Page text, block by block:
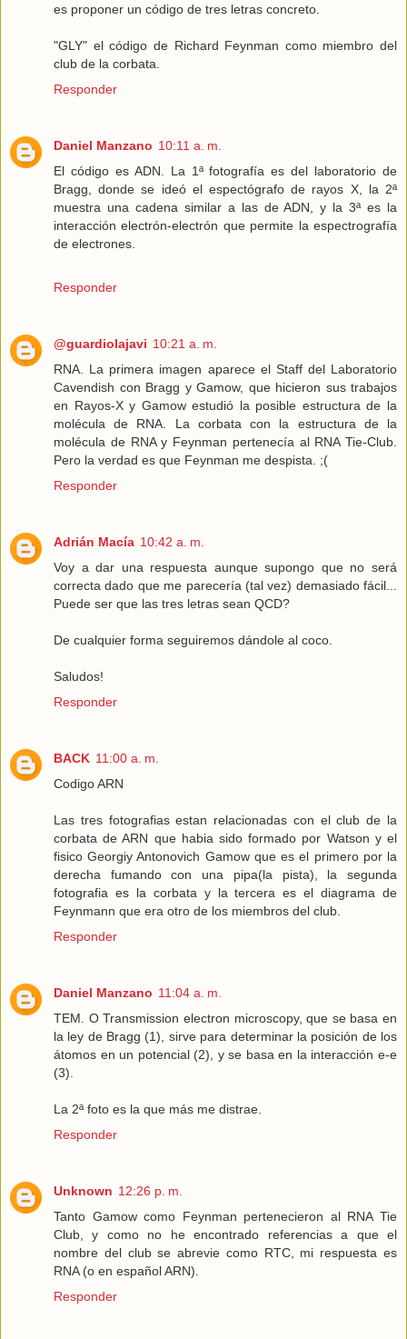
es proponer un código de tres letras concreto.
"GLY" el código de Richard Feynman como miembro del
club de la corbata.
Responder
Daniel Manzano 10:11 a. m.
El código es ADN. La 1ª fotografía es del laboratorio de
Bragg, donde se ideó el espectógrafo de rayos X, la 2ª
muestra una cadena similar a las de ADN, y la 3ª es la
interacción electrón-electrón que permite la espectrografía
de electrones.
Responder
@guardiolajavi 10:21 a. m.
RNA. La primera imagen aparece el Staff del Laboratorio
Cavendish con Bragg y Gamow, que hicieron sus trabajos
en Rayos-X y Gamow estudió la posible estructura de la
molécula de RNA. La corbata con la estructura de la
molécula de RNA y Feynman pertenecía al RNA Tie-Club.
Pero la verdad es que Feynman me despista. ;(
Responder
Adrián Macía 10:42 a. m.
Voy a dar una respuesta aunque supongo que no será
correcta dado que me parecería (tal vez) demasiado fácil...
Puede ser que las tres letras sean QCD?
De cualquier forma seguiremos dándole al coco.
Saludos!
Responder
BACK 11:00 a. m.
Codigo ARN
Las tres fotografias estan relacionadas con el club de la
corbata de ARN que habia sido formado por Watson y el
fisico Georgiy Antonovich Gamow que es el primero por la
derecha fumando con una pipa(la pista), la segunda
fotografia es la corbata y la tercera es el diagrama de
Feynmann que era otro de los miembros del club.
Responder
Daniel Manzano 11:04 a. m.
TEM. O Transmission electron microscopy, que se basa en
la ley de Bragg (1), sirve para determinar la posición de los
átomos en un potencial (2), y se basa en la interacción e-e
(3).
La 2ª foto es la que más me distrae.
Responder
Unknown 12:26 p. m.
Tanto Gamow como Feynman pertenecieron al RNA Tie
Club, y como no he encontrado referencias a que el
nombre del club se abrevie como RTC, mi respuesta es
RNA (o en español ARN).
Responder